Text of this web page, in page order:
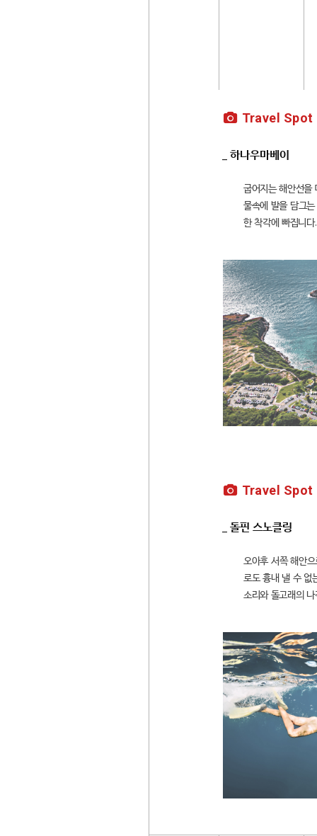
Travel Spot
_ 하나우마베이
굽어지는 해안선을
물속에 발을 담그
한 착각에 빠집니
Travel Spot
_ 돌핀 스노클링
오아후 서쪽 해안
로도 흉내 낼 수 없
소리와 돌고래의